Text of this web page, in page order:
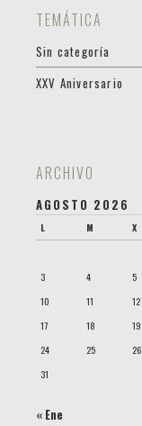
TEMÁTICA
Sin categoría
XXV Aniversario
ARCHIVO
AGOSTO 2026
L M X
3
4 5
10
11 12
17
18 19
24
25 26
31
« Ene